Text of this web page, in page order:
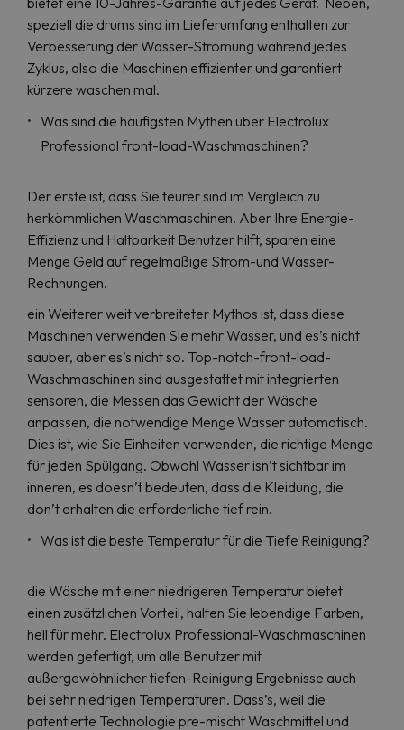
speziell die drums sind im Lieferumfang enthalten zur
Verbesserung der Wasser-Strömung während jedes
Zyklus, also die Maschinen effizienter und garantiert
kürzere waschen mal.
Was sind die häufigsten Mythen über Electrolux
Professional front-load-Waschmaschinen?
Der erste ist, dass Sie teurer sind im Vergleich zu
herkömmlichen Waschmaschinen. Aber Ihre Energie-
Effizienz und Haltbarkeit Benutzer hilft, sparen eine
Menge Geld auf regelmäßige Strom-und Wasser-
Rechnungen.
ein Weiterer weit verbreiteter Mythos ist, dass diese
Maschinen verwenden Sie mehr Wasser, und es’s nicht
sauber, aber es’s nicht so. Top-notch-front-load-
Waschmaschinen sind ausgestattet mit integrierten
sensoren, die Messen das Gewicht der Wäsche
anpassen, die notwendige Menge Wasser automatisch.
Dies ist, wie Sie Einheiten verwenden, die richtige Menge
für jeden Spülgang. Obwohl Wasser isn’t sichtbar im
inneren, es doesn’t bedeuten, dass die Kleidung, die
don’t erhalten die erforderliche tief rein.
Was ist die beste Temperatur für die Tiefe Reinigung?
die Wäsche mit einer niedrigeren Temperatur bietet
einen zusätzlichen Vorteil, halten Sie lebendige Farben,
hell für mehr. Electrolux Professional-Waschmaschinen
werden gefertigt, um alle Benutzer mit
außergewöhnlicher tiefen-Reinigung Ergebnisse auch
bei sehr niedrigen Temperaturen. Dass’s, weil die
patentierte Technologie pre-mischt Waschmittel und